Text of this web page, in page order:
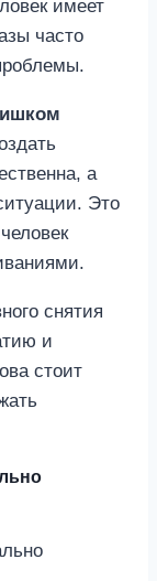
имеет
часто
а
Это
снятия
и
стоит